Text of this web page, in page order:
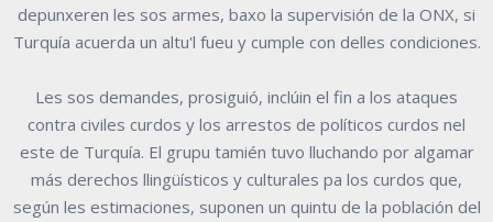
depunxeren les sos armes, baxo la supervisión de la ONX, si
Turquía acuerda un altu'l fueu y cumple con delles condiciones.
Les sos demandes, prosiguió, inclúin el fin a los ataques
contra civiles curdos y los arrestos de políticos curdos nel
este de Turquía. El grupu tamién tuvo lluchando por algamar
más derechos llingüísticos y culturales pa los curdos que,
según les estimaciones, suponen un quintu de la población del